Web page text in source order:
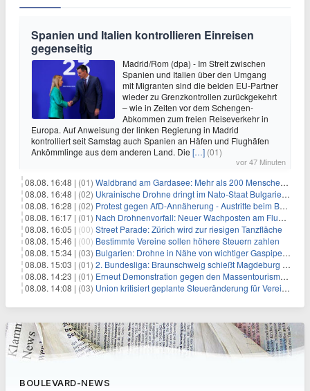
Spanien und Italien kontrollieren Einreisen
gegenseitig
Madrid/Rom (dpa) - Im Streit zwischen
Spanien und Italien über den Umgang
mit Migranten sind die beiden EU-Partner
wieder zu Grenzkontrollen zurückgekehrt
– wie in Zeiten vor dem Schengen-
Abkommen zum freien Reiseverkehr in
Europa. Auf Anweisung der linken Regierung in Madrid
kontrolliert seit Samstag auch Spanien an Häfen und Flughäfen
Ankömmlinge aus dem anderen Land. Die […] (01)
vor 47 Minuten
08.08. 16:48 | (01) Waldbrand am Gardasee: Mehr als 200 Menschen evakuiert
08.08. 16:48 | (02) Ukrainische Drohne dringt im Nato-Staat Bulgarien ein
08.08. 16:28 | (02) Protest gegen AfD-Annäherung - Austritte beim BSW Sachsen-Anhalt
08.08. 16:17 | (01) Nach Drohnenvorfall: Neuer Wachposten am Flughafen
08.08. 16:05 | (00) Street Parade: Zürich wird zur riesigen Tanzfläche
08.08. 15:46 | (00) Bestimmte Vereine sollen höhere Steuern zahlen
08.08. 15:34 | (03) Bulgarien: Drohne in Nähe von wichtiger Gaspipeline explodiert
08.08. 15:03 | (01) 2. Bundesliga: Braunschweig schießt Magdeburg ab
08.08. 14:23 | (01) Erneut Demonstration gegen den Massentourismus auf Mallorca
08.08. 14:08 | (03) Union kritisiert geplante Steueränderung für Vereine
BOULEVARD-NEWS